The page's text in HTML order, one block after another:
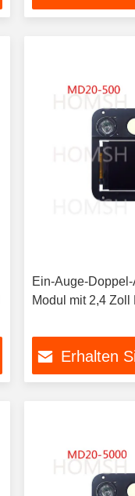
Ein-Auge-
Modul mit 2,4
Erhalten